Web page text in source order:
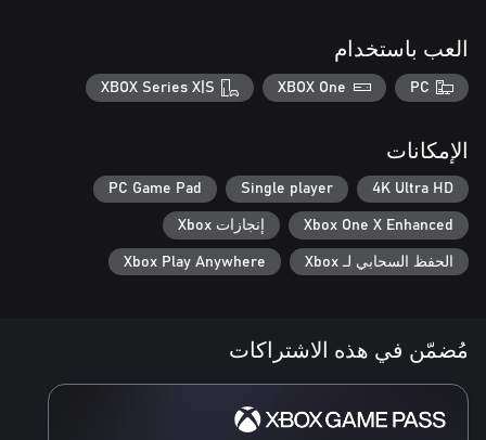
https://eulas.bethesda.net/doom3
العب باستخدام
PC
XBOX One
XBOX Series X|S
الإمكانات
4K Ultra HD
Single player
PC Game Pad
Xbox One X Enhanced إنجازات Xbox
الحفظ السحابي لـ Xbox Xbox Play Anywhere
مُضمّن في هذه الاشتراكات